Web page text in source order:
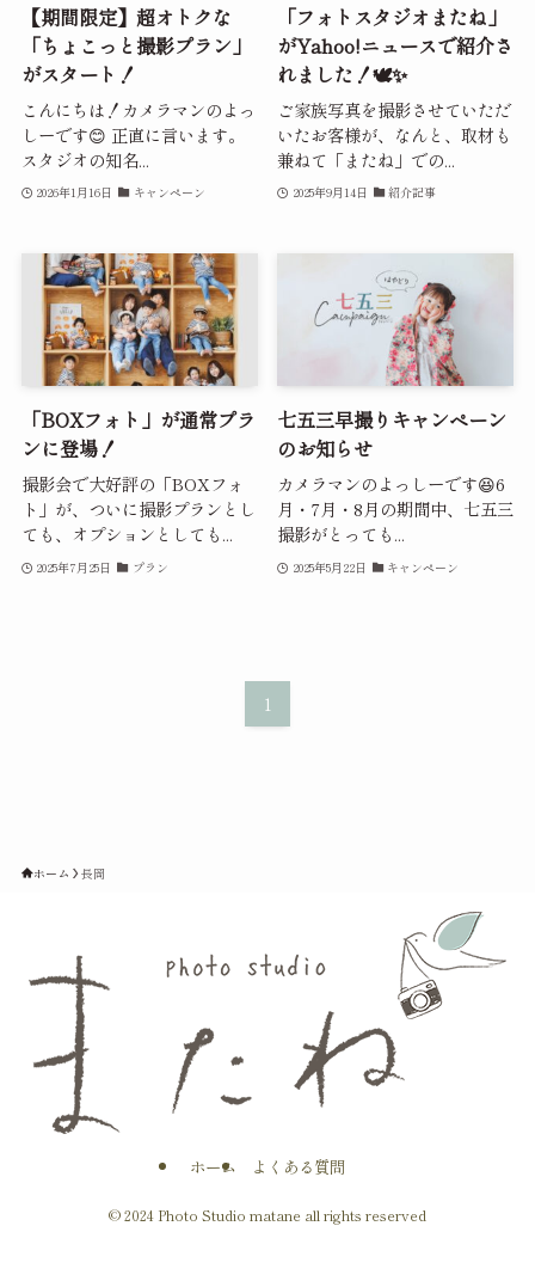
【期間限定】超オトクな
「ちょこっと撮影プラン」
がスタート！
こんにちは！カメラマンのよっ
しーです😊 正直に言います。
スタジオの知名...
2026年1月16日 キャンペーン
「フォトスタジオまたね」
がYahoo!ニュースで紹介さ
れました！🕊️✨
ご家族写真を撮影させていただ
いたお客様が、なんと、取材も
兼ねて「またね」での...
2025年9月14日 紹介記事
「BOXフォト」が通常プラ
ンに登場！
撮影会で大好評の「BOXフォ
ト」が、ついに撮影プランとし
ても、オプションとしても...
2025年7月25日 プラン
七五三早撮りキャンペーン
のお知らせ
カメラマンのよっしーです😆6
月・7月・8月の期間中、七五三
撮影がとっても...
2025年5月22日 キャンペーン
1
ホーム 長岡
ホーム よくある質問
©2024 Photo Studio matane all rights reserved